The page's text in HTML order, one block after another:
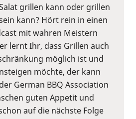
grillen kann oder grillen
kann? Hört rein in einen
mit wahren Meistern
lernt Ihr, dass Grillen auch
möglich ist und
möchte, der kann
German BBQ Association
guten Appetit und
auf die nächste Folge